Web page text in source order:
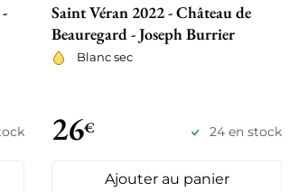
Saint Véran 2022 - Château de
Beauregard - Joseph Burrier
Blanc sec
26€ 24 en stock
Ajouter au panier